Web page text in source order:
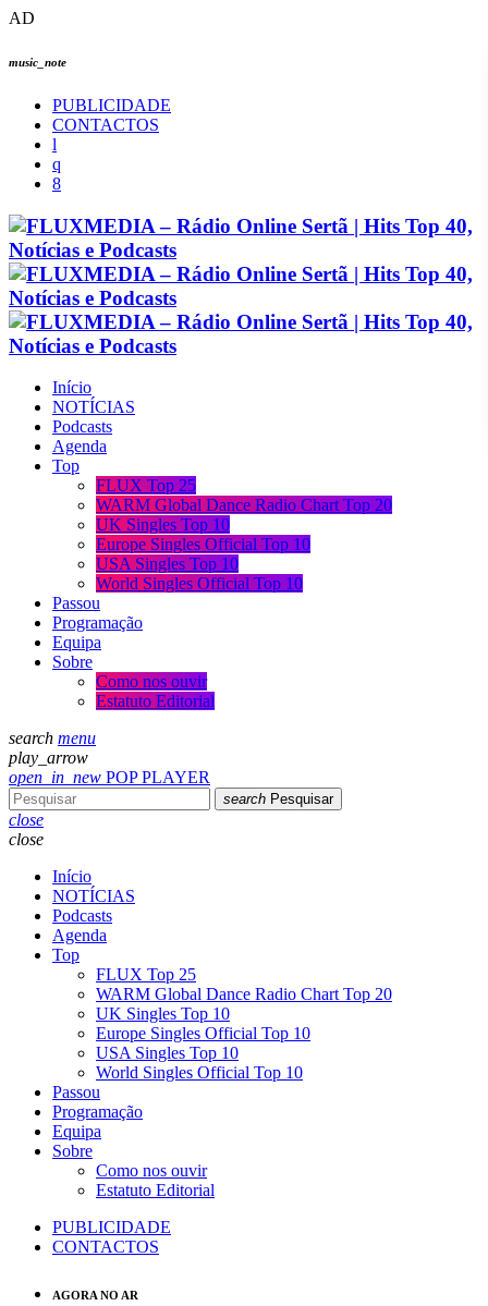
AD
music_note
PUBLICIDADE
CONTACTOS
Início
NOTÍCIAS
Podcasts
Agenda
Top
FLUX Top 25
WARM Global Dance Radio Chart Top 20
UK Singles Top 10
Europe Singles Official Top 10
USA Singles Top 10
World Singles Official Top 10
Passou
Programação
Equipa
Sobre
Como nos ouvir
Estatuto Editorial
search menu
play_arrow
open_in_new POP PLAYER
search Pesquisar
close
close
Início
NOTÍCIAS
Podcasts
Agenda
Top
FLUX Top 25
WARM Global Dance Radio Chart Top 20
UK Singles Top 10
Europe Singles Official Top 10
USA Singles Top 10
World Singles Official Top 10
Passou
Programação
Equipa
Sobre
Como nos ouvir
Estatuto Editorial
PUBLICIDADE
CONTACTOS
AGORA NO AR